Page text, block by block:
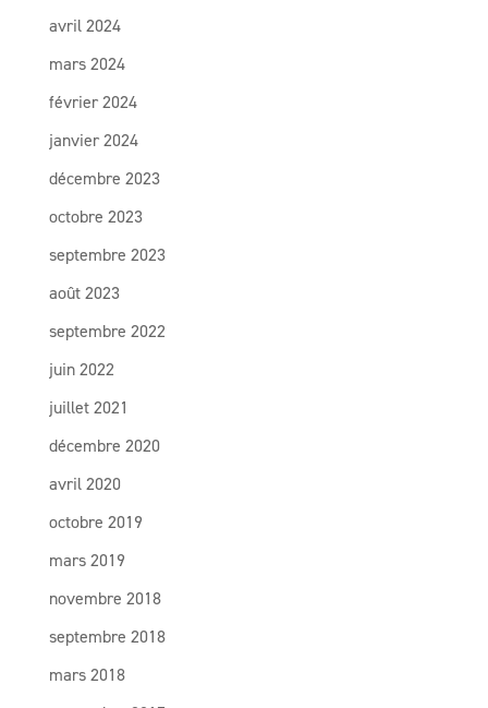
avril 2024
mars 2024
février 2024
janvier 2024
décembre 2023
octobre 2023
septembre 2023
août 2023
septembre 2022
juin 2022
juillet 2021
décembre 2020
avril 2020
octobre 2019
mars 2019
novembre 2018
septembre 2018
mars 2018